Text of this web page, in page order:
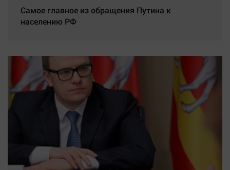
Самое главное из обращения Путина к
населению РФ